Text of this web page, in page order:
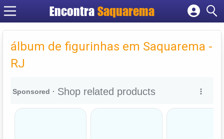
Encontra Saquarema
Cadastrar empresa
Criar conta
álbum de figurinhas em Saquarema -
RJ